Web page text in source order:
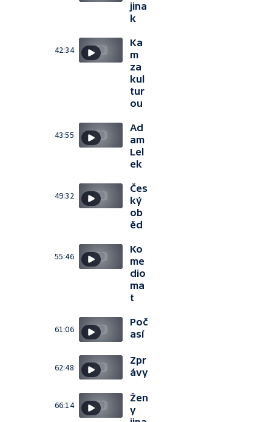
jina
k
42:34
Ka
m
za
kul
tur
ou
43:55
Ad
am
Lel
ek
49:32
Čes
ký
ob
ěd
55:46
Ko
me
dio
ma
t
61:06
Poč
así
62:48
Zpr
ávy
66:14
Žen
y